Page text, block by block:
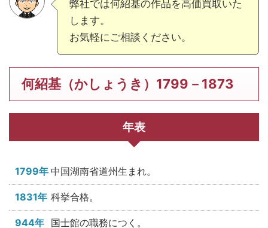
弊社では何紹基の作品を高価買取いた
します。
お気軽にご相談ください。
何紹基（かしょうき）1799－1873
年表
1799年 中国湖南省道州生まれ。
1831年 科挙合格。
944年 国士館の職務につく。